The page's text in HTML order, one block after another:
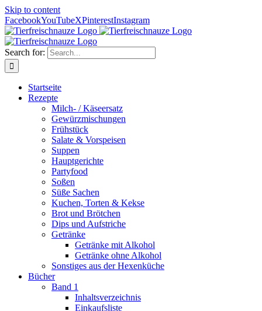
Skip to content
FacebookYouTubeXPinterestInstagram
Search for:
Startseite
Rezepte
Milch- / Käseersatz
Gewürzmischungen
Frühstück
Salate & Vorspeisen
Suppen
Hauptgerichte
Partyfood
Soßen
Süße Sachen
Kuchen, Torten & Kekse
Brot und Brötchen
Dips und Aufstriche
Getränke
Getränke mit Alkohol
Getränke ohne Alkohol
Sonstiges aus der Hexenküche
Bücher
Band 1
Inhaltsverzeichnis
Einkaufsliste